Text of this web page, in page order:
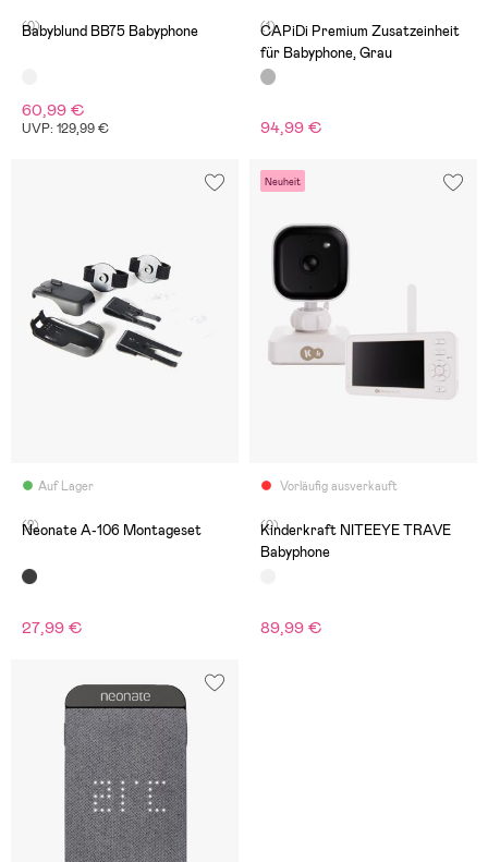
(0)
Babyblund BB75 Babyphone
60,99 €
UVP: 129,99 €
(1)
CAPiDi Premium Zusatzeinheit
für Babyphone, Grau
94,99 €
Auf Lager
(2)
Neonate A-106 Montageset
27,99 €
Neuheit
Vorläufig ausverkauft
(0)
Kinderkraft NITEEYE TRAVE
Babyphone
89,99 €